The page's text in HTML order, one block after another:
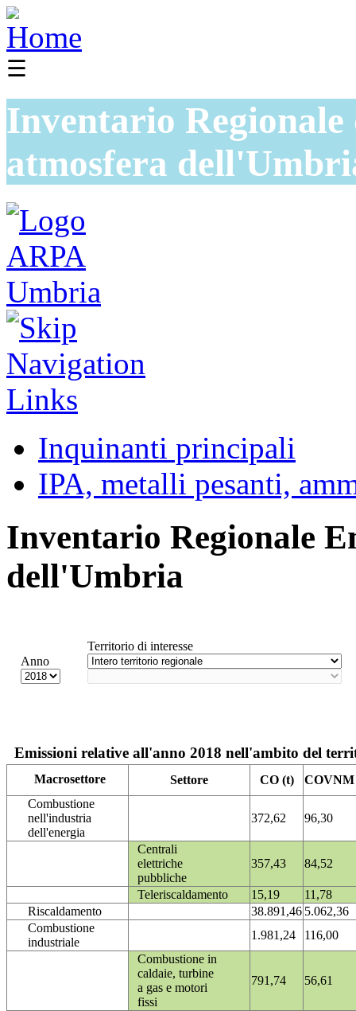
☰
Inventario
atmosfera
Inquinanti principali
IPA, metalli pesanti,
Inventario Regionale
dell'Umbria
Anno
Territorio di interesse
Emissioni relative all'anno 2018 nell'ambito del
Macrosettore Settore CO (t)
COVNM
Combustione
nell'industria
dell'energia
372,62 96,30
Centrali
elettriche
pubbliche
357,43 84,52
Teleriscaldamento 15,19
11,78
Riscaldamento
38.891,46 5.062,36
Combustione
industriale
1.981,24
116,00
Combustione in
caldaie, turbine
a gas e motori
fissi
791,74 56,61